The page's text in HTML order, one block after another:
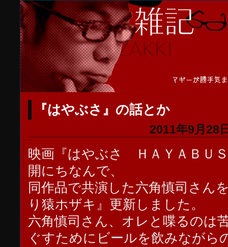
『はやぶさ』の話とか
2011年9月28
映画『はやぶさ ＨＡＹＡＢＵ
開にちなんで、
同作品で共演した六角慎司さん
り猿ホザキ』更新しました。
六角慎司さん、オレと喋るのは
ぐすためにビールを飲みながら